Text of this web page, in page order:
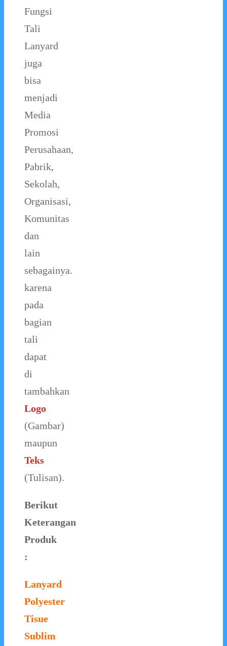
Fungsi
Tali
Lanyard
juga
bisa
menjadi
Media
Promosi
Perusahaan,
Pabrik,
Sekolah,
Organisasi,
Komunitas
dan
lain
sebagainya.
karena
pada
bagian
tali
dapat
di
tambahkan
Logo
(Gambar)
maupun
Teks
(Tulisan).
Berikut
Keterangan
Produk
:
Lanyard
Polyester
Tisue
Sublim